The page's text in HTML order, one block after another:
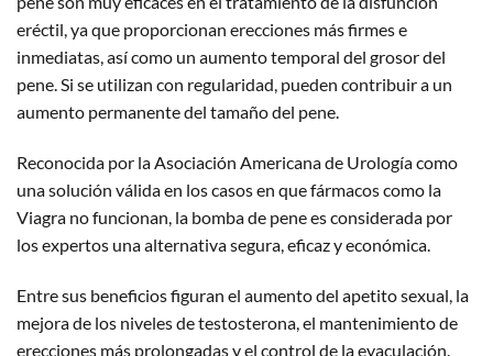
eréctil, ya que proporcionan erecciones más firmes e
inmediatas, así como un aumento temporal del grosor del
pene. Si se utilizan con regularidad, pueden contribuir a un
aumento permanente del tamaño del pene.
Reconocida por la Asociación Americana de Urología como
una solución válida en los casos en que fármacos como la
Viagra no funcionan, la bomba de pene es considerada por
los expertos una alternativa segura, eficaz y económica.
Entre sus beneficios figuran el aumento del apetito sexual, la
mejora de los niveles de testosterona, el mantenimiento de
erecciones más prolongadas y el control de la eyaculación.